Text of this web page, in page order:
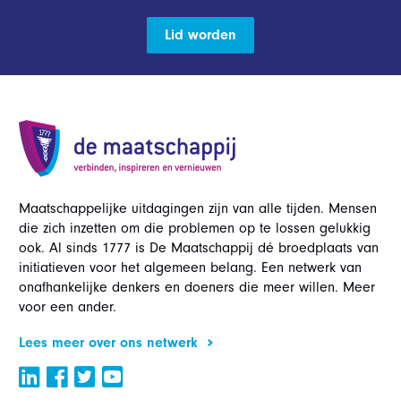
Lid worden
Maatschappelijke uitdagingen zijn van alle tijden. Mensen
die zich inzetten om die problemen op te lossen gelukkig
ook. Al sinds 1777 is De Maatschappij dé broedplaats van
initiatieven voor het algemeen belang. Een netwerk van
onafhankelijke denkers en doeners die meer willen. Meer
voor een ander.
Lees meer over ons netwerk